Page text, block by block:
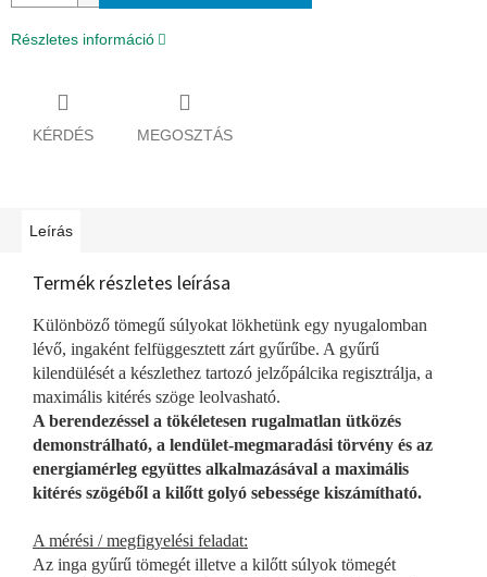
Részletes információ
KÉRDÉS MEGOSZTÁS
Leírás
Termék részletes leírása
Különböző tömegű súlyokat lökhetünk egy nyugalomban
lévő, ingaként felfüggesztett zárt gyűrűbe. A gyűrű
kilendülését a készlethez tartozó jelzőpálcika regisztrálja, a
maximális kitérés szöge leolvasható.
A berendezéssel a tökéletesen rugalmatlan ütközés
demonstrálható, a lendület-megmaradási törvény és az
energiamérleg együttes alkalmazásával a maximális
kitérés szögéből a kilőtt golyó sebessége kiszámítható.
A mérési / megfigyelési feladat:
Az inga gyűrű tömegét illetve a kilőtt súlyok tömegét